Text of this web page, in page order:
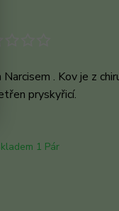
Narcisem . Kov je z
pryskyřicí.
1 Pár